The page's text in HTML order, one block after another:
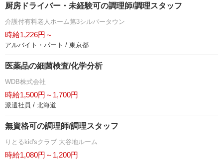
厨房ドライバー・未経験可の調理師/調理スタッフ
介護付有料老人ホーム第3シルバータウン
時給1,226円～
アルバイト・パート / 東京都
医薬品の細菌検査/化学分析
WDB株式会社
時給1,500円～1,700円
派遣社員 / 北海道
無資格可の調理師/調理スタッフ
りとるkid'sクラブ 大谷地ルーム
時給1,080円～1,200円